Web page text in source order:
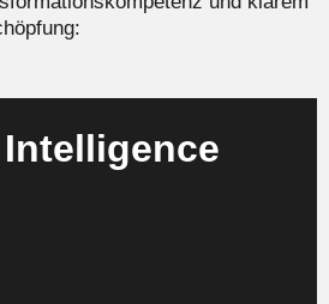
KI-Strategien
Qualitätskontrolle und